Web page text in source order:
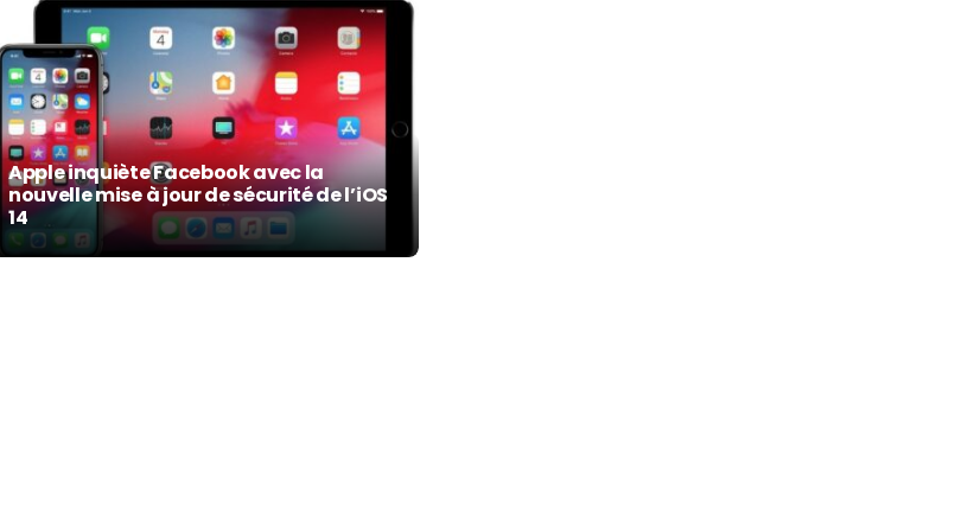
Apple inquiète Facebook avec la
nouvelle mise à jour de sécurité de l’iOS
14